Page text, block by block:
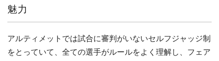
魅力
アルティメットでは試合に審判がいないセルフジャッジ制
をとっていて、全ての選手がルールをよく理解し、フェア